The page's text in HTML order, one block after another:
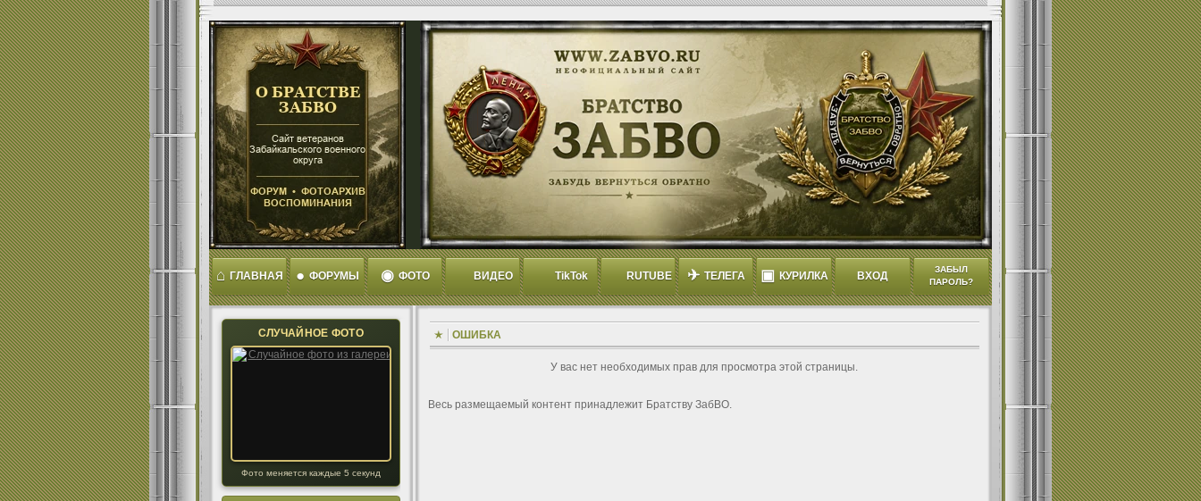
⌂ ГЛАВНАЯ ● ФОРУМЫ ◉ ФОТО ВИДЕО TikTok RUTUBE ✈ ТЕЛЕГА ▣ КУРИЛКА ВХОД
ЗАБЫЛ
ПАРОЛЬ?
СЛУЧАЙНОЕ ФОТО
Фото меняется каждые 5 секунд
ОШИБКА
У вас нет необходимых прав для просмотра этой страницы.
Весь размещаемый контент принадлежит Братству ЗабВО.